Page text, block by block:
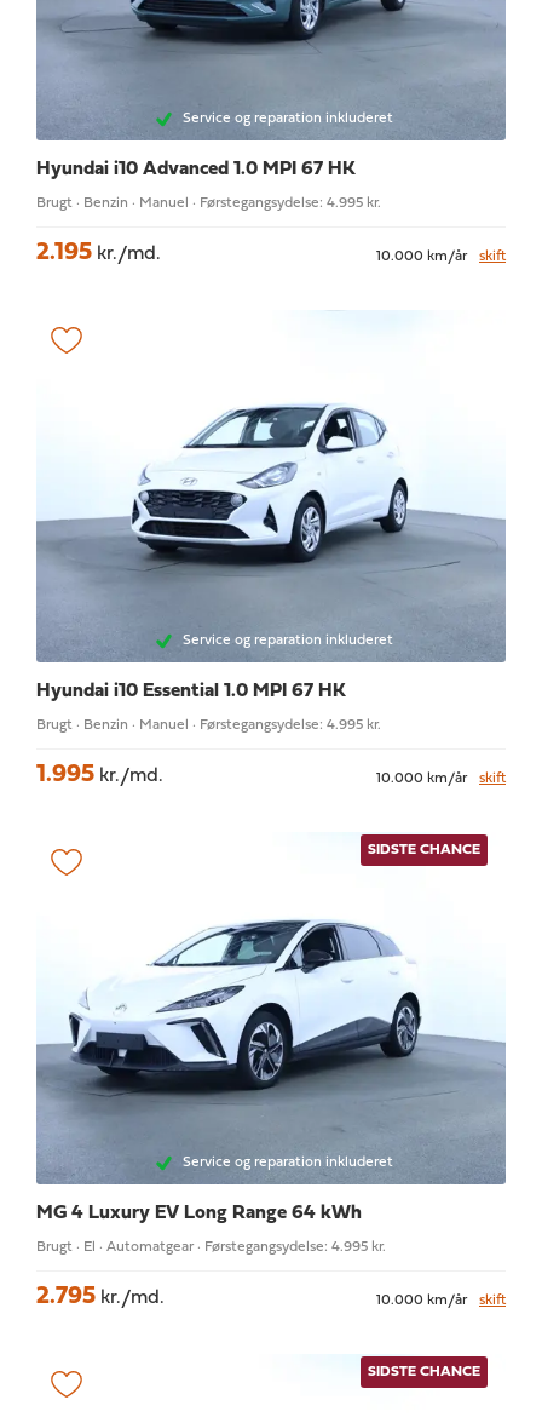
Service og reparation inkluderet
Hyundai i10 Advanced 1.0 MPI 67 HK
Brugt · Benzin · Manuel · Førstegangsydelse: 4.995 kr.
2.195 kr./md. 10.000 km/år skift
Service og reparation inkluderet
Hyundai i10 Essential 1.0 MPI 67 HK
Brugt · Benzin · Manuel · Førstegangsydelse: 4.995 kr.
1.995 kr./md. 10.000 km/år skift
SIDSTE CHANCE
Service og reparation inkluderet
MG 4 Luxury EV Long Range 64 kWh
Brugt · El · Automatgear · Førstegangsydelse: 4.995 kr.
2.795 kr./md. 10.000 km/år skift
SIDSTE CHANCE